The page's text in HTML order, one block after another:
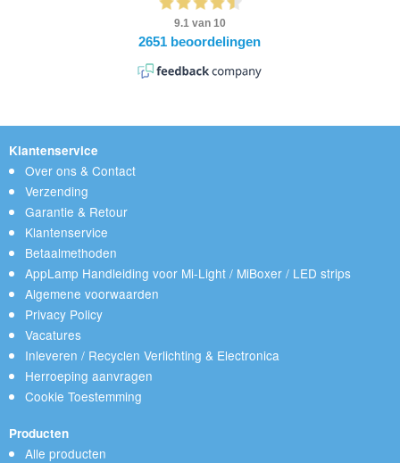
Klantenservice
Over ons & Contact
Verzending
Garantie & Retour
Klantenservice
Betaalmethoden
AppLamp Handleiding voor Mi-Light / MiBoxer / LED strips
Algemene voorwaarden
Privacy Policy
Vacatures
Inleveren / Recyclen Verlichting & Electronica
Herroeping aanvragen
Cookie Toestemming
Producten
Alle producten